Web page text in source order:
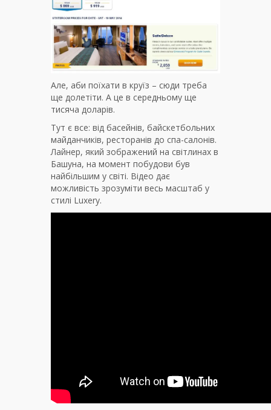
Але, аби поїхати в круїз – сюди треба
ще долетіти. А це в середньому ще
тисяча доларів.
Тут є все: від басейнів, байскетбольних
майданчиків, ресторанів до спа-салонів.
Лайнер, який зображений на світлинах в
Башуна, на момент побудови був
найбільшим у світі. Відео дає
можливість зрозуміти весь масштаб у
стилі Luxery.